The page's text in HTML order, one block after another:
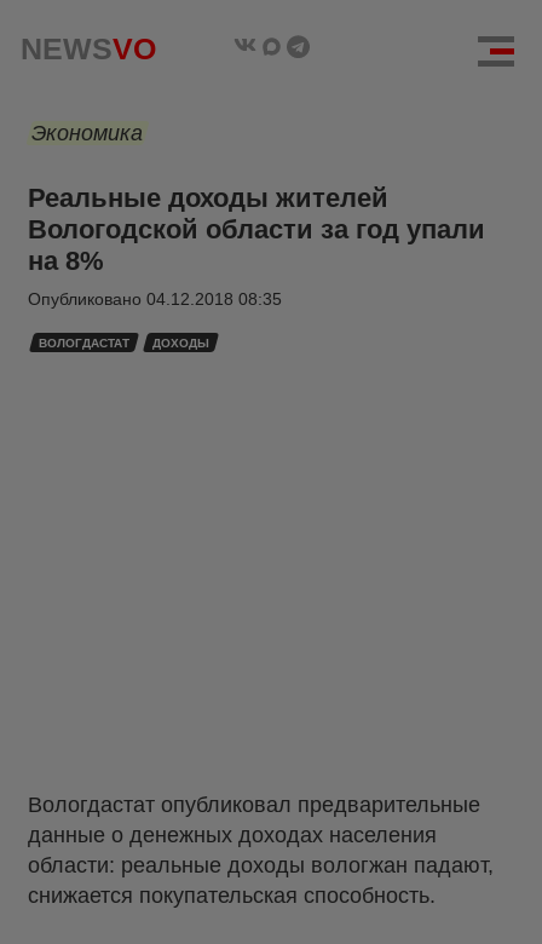
NEWSVO
Экономика
Реальные доходы жителей
Вологодской области за год упали
на 8%
Опубликовано 04.12.2018 08:35
ВОЛОГДАСТАТ ДОХОДЫ
Вологдастат опубликовал предварительные
данные о денежных доходах населения
области: реальные доходы вологжан падают,
снижается покупательская способность.